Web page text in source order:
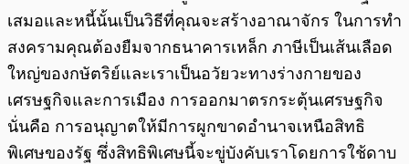
เสมอและหนี้นั้นเป็นวิธีที่คุณจะสร้างอาณาจักร ในการทำ
สงครามคุณต้องยืมจากธนาคารเหล็ก ภาษีเป็นเส้นเลือด
ใหญ่ของกษัตริย์และเราเป็นอวัยวะทางร่างกายของ
เศรษฐกิจและการเมือง การออกมาตรกระตุ้นเศรษฐกิจ
นั่นคือ การอนุญาตให้มีการผูกขาดอำนาจเหนือสิทธิ
พิเศษของรัฐ ซึ่งสิทธิพิเศษนี้จะขู่บังคับเราโดยการใช้ดาบ